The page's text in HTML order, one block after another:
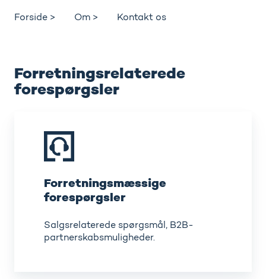
Forside > Om > Kontakt os
Forretningsrelaterede
forespørgsler
Forretningsmæssige
forespørgsler
Salgsrelaterede spørgsmål, B2B-
partnerskabsmuligheder.
forespørgsler